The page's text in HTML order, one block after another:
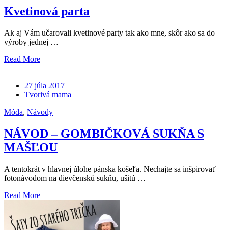
Kvetinová parta
Ak aj Vám učarovali kvetinové party tak ako mne, skôr ako sa do
výroby jednej …
Read More
27 júla 2017
Tvorivá mama
Móda, Návody
NÁVOD – GOMBIČKOVÁ SUKŇA S
MAŠĽOU
A tentokrát v hlavnej úlohe pánska košeľa. Nechajte sa inšpirovať
fotonávodom na dievčenskú sukňu, ušitú …
Read More